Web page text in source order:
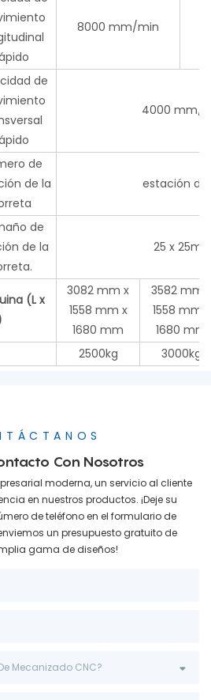
8000 mm/min
de
4000 mm/
de
de la
estación de
de
de la
25 x 25m
(L x
3082 mm x
1558 mm x
1680 mm
3582 mm
1558 mm x
1680 mm
2500kg 3000kg
Con Nosotros
moderna, un servicio al cliente
en nuestros productos. ¡Deje su
de teléfono en el formulario de
un presupuesto gratuito de
gama de diseños!
Mecanizado CNC?